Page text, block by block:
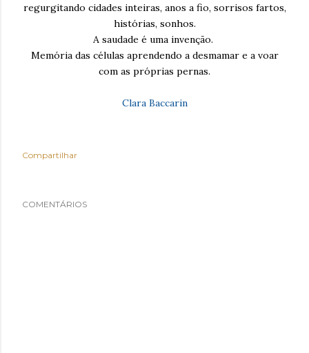
regurgitando cidades inteiras, anos a fio, sorrisos fartos,
histórias, sonhos.
A saudade é uma invenção.
Memória das células aprendendo a desmamar e a voar
com as próprias pernas.
Clara Baccarin
Compartilhar
COMENTÁRIOS